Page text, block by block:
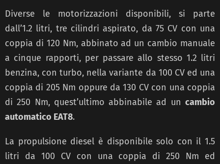
Diverse le motorizzazioni disponibili, si parte
dall’1.2 litri, tre cilindri aspirato, da 75 CV con una
coppia di 120 Nm, abbinato ad un cambio manuale
a cinque rapporti, per passare allo stesso 1.2 litri
benzina, con turbo, nella variante da 100 CV ed una
coppia di 205 Nm oppure da 130 CV con una coppia
di 250 Nm, quest’ultimo abbinabile ad un cambio
automatico EAT8.
La propulsione diesel è disponibile solo con il 1.5
litri da 100 CV con una coppia di 250 Nm ed